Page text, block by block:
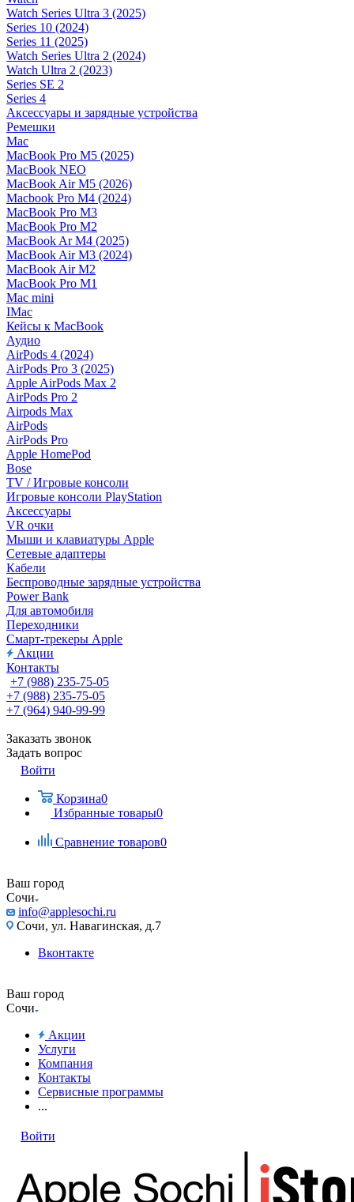
Watch Series Ultra 3 (2025)
Series 10 (2024)
Series 11 (2025)
Watch Series Ultra 2 (2024)
Watch Ultra 2 (2023)
Series SE 2
Series 4
Аксессуары и зарядные устройства
Ремешки
Mac
MacBook Pro M5 (2025)
MacBook NEO
MacBook Air M5 (2026)
Macbook Pro M4 (2024)
MacBook Pro M3
MacBook Pro M2
MacBook Ar M4 (2025)
MacBook Air M3 (2024)
MacBook Air M2
MacBook Pro M1
Mac mini
IMac
Кейсы к MacBook
Аудио
AirPods 4 (2024)
AirPods Pro 3 (2025)
Apple AirPods Max 2
AirPods Pro 2
Airpods Max
AirPods
AirPods Pro
Apple HomePod
Bose
TV / Игровые консоли
Игровые консоли PlayStation
Аксессуары
VR очки
Мыши и клавиатуры Apple
Сетевые адаптеры
Кабели
Беспроводные зарядные устройства
Power Bank
Для автомобиля
Переходники
Смарт-трекеры Apple
Акции
Контакты
+7 (988) 235-75-05
+7 (988) 235-75-05
+7 (964) 940-99-99
Заказать звонок
Задать вопрос
Войти
Корзина0
Избранные товары0
Сравнение товаров0
Ваш город
Сочи
info@applesochi.ru
Сочи, ул. Навагинская, д.7
Вконтакте
Ваш город
Сочи
Акции
Услуги
Компания
Контакты
Сервисные программы
...
Войти